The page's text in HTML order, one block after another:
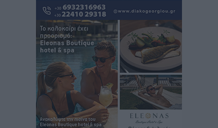
ASTYBUS: 27.642 διαδρομές στην Αστυπάλαια – Το
«έξυπνο» μοντέλο μετακίνησης που έγινε μέρος της
καθημερινότητας
πριν 2 ώρες
Ερώτηση Μπελέρη σε Κομισιόν για τη δημιουργία
«σύγχρονου Ευρωπαϊκού Ταμείου Αντιμετώπισης
Φυσικών Καταστροφών»
Ειδήσεις• πριν 4 ώρες